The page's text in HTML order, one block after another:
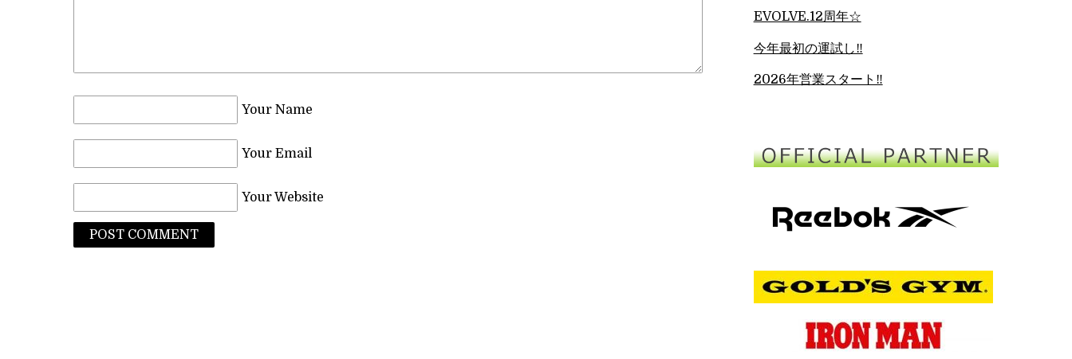
Your Name
Your Email
Your Website
EVOLVE.12周年☆
今年最初の運試し‼︎
2026年営業スタート‼︎